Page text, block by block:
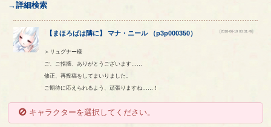
→詳細検索
【 まほろばは隣に】マナ ・ ニール（p3p000350） [2018-06-19 00:31:49]
＞リュグナー様
ご、ご指摘、ありがとうございます……
修正、再投稿をしてまいりました。
ご期待に応えられるよう、頑張りますね……！
キャラクターを選択してください。